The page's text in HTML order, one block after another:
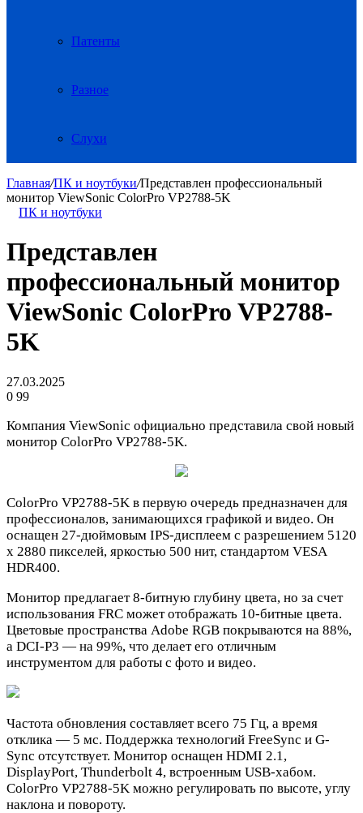
Патенты
Разное
Слухи
Главная/ПК и ноутбуки/Представлен профессиональный
монитор ViewSonic ColorPro VP2788-5K
ПК и ноутбуки
Представлен
профессиональный монитор
ViewSonic ColorPro VP2788-
5K
27.03.2025
0 99
Компания ViewSonic официально представила свой новый
монитор ColorPro VP2788-5K.
ColorPro VP2788-5K в первую очередь предназначен для
профессионалов, занимающихся графикой и видео. Он
оснащен 27-дюймовым IPS-дисплеем с разрешением 5120
x 2880 пикселей, яркостью 500 нит, стандартом VESA
HDR400.
Монитор предлагает 8-битную глубину цвета, но за счет
использования FRC может отображать 10-битные цвета.
Цветовые пространства Adobe RGB покрываются на 88%,
а DCI-P3 — на 99%, что делает его отличным
инструментом для работы с фото и видео.
Частота обновления составляет всего 75 Гц, а время
отклика — 5 мс. Поддержка технологий FreeSync и G-
Sync отсутствует. Монитор оснащен HDMI 2.1,
DisplayPort, Thunderbolt 4, встроенным USB-хабом.
ColorPro VP2788-5K можно регулировать по высоте, углу
наклона и повороту.